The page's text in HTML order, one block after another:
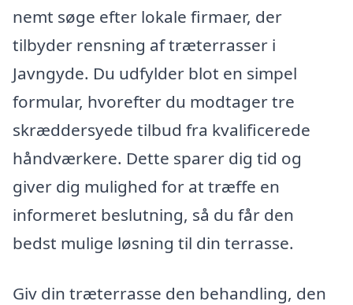
nemt søge efter lokale firmaer, der
tilbyder rensning af træterrasser i
Javngyde. Du udfylder blot en simpel
formular, hvorefter du modtager tre
skræddersyede tilbud fra kvalificerede
håndværkere. Dette sparer dig tid og
giver dig mulighed for at træffe en
informeret beslutning, så du får den
bedst mulige løsning til din terrasse.
Giv din træterrasse den behandling, den